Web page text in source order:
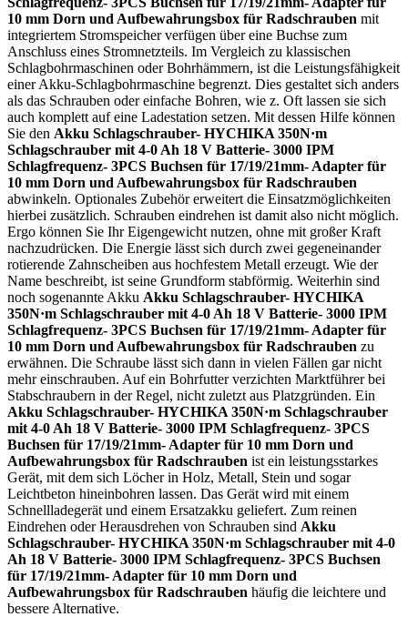
10 mm Dorn und Aufbewahrungsbox für Radschrauben mit
integriertem Stromspeicher verfügen über eine Buchse zum
Anschluss eines Stromnetzteils. Im Vergleich zu klassischen
Schlagbohrmaschinen oder Bohrhämmern, ist die Leistungsfähigkeit
einer Akku-Schlagbohrmaschine begrenzt. Dies gestaltet sich anders
als das Schrauben oder einfache Bohren, wie z. Oft lassen sie sich
auch komplett auf eine Ladestation setzen. Mit dessen Hilfe können
Sie den Akku Schlagschrauber- HYCHIKA 350N·m
Schlagschrauber mit 4-0 Ah 18 V Batterie- 3000 IPM
Schlagfrequenz- 3PCS Buchsen für 17/19/21mm- Adapter für
10 mm Dorn und Aufbewahrungsbox für Radschrauben
abwinkeln. Optionales Zubehör erweitert die Einsatzmöglichkeiten
hierbei zusätzlich. Schrauben eindrehen ist damit also nicht möglich.
Ergo können Sie Ihr Eigengewicht nutzen, ohne mit großer Kraft
nachzudrücken. Die Energie lässt sich durch zwei gegeneinander
rotierende Zahnscheiben aus hochfestem Metall erzeugt. Wie der
Name beschreibt, ist seine Grundform stabförmig. Weiterhin sind
noch sogenannte Akku Akku Schlagschrauber- HYCHIKA
350N·m Schlagschrauber mit 4-0 Ah 18 V Batterie- 3000 IPM
Schlagfrequenz- 3PCS Buchsen für 17/19/21mm- Adapter für
10 mm Dorn und Aufbewahrungsbox für Radschrauben zu
erwähnen. Die Schraube lässt sich dann in vielen Fällen gar nicht
mehr einschrauben. Auf ein Bohrfutter verzichten Marktführer bei
Stabschraubern in der Regel, nicht zuletzt aus Platzgründen. Ein
Akku Schlagschrauber- HYCHIKA 350N·m Schlagschrauber
mit 4-0 Ah 18 V Batterie- 3000 IPM Schlagfrequenz- 3PCS
Buchsen für 17/19/21mm- Adapter für 10 mm Dorn und
Aufbewahrungsbox für Radschrauben ist ein leistungsstarkes
Gerät, mit dem sich Löcher in Holz, Metall, Stein und sogar
Leichtbeton hineinbohren lassen. Das Gerät wird mit einem
Schnellladegerät und einem Ersatzakku geliefert. Zum reinen
Eindrehen oder Herausdrehen von Schrauben sind Akku
Schlagschrauber- HYCHIKA 350N·m Schlagschrauber mit 4-0
Ah 18 V Batterie- 3000 IPM Schlagfrequenz- 3PCS Buchsen
für 17/19/21mm- Adapter für 10 mm Dorn und
Aufbewahrungsbox für Radschrauben häufig die leichtere und
bessere Alternative.